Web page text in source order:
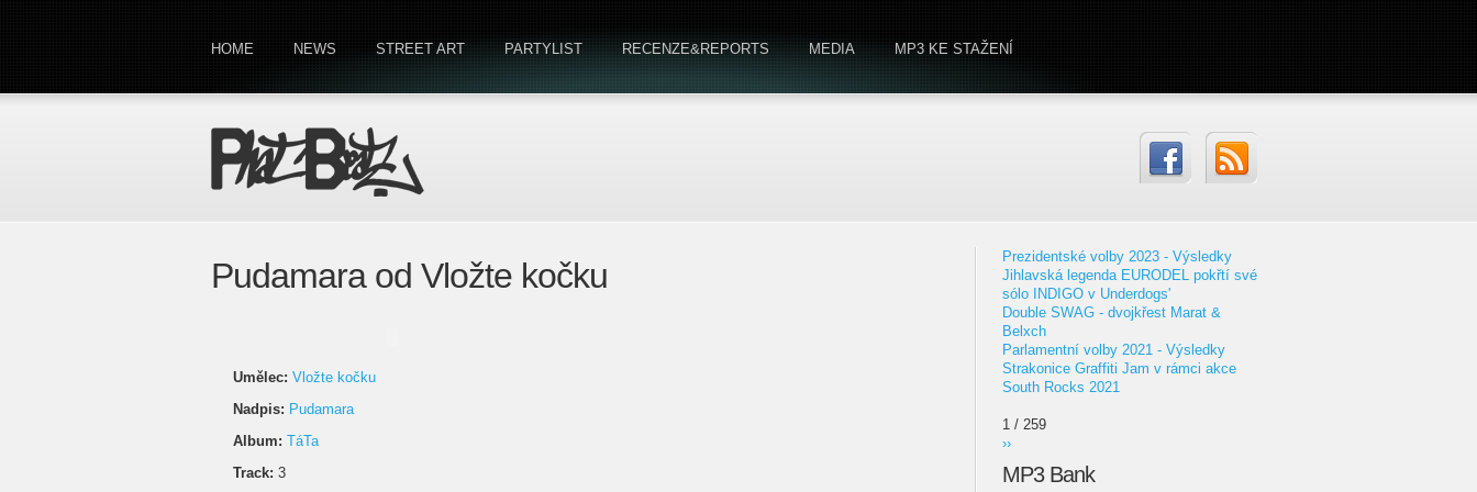
HOME NEWS STREET ART PARTYLIST RECENZE&REPORTS MEDIA MP3 KE STAŽENÍ
Pudamara od Vložte kočku
Umělec: Vložte kočku
Nadpis: Pudamara
Album: TáTa
Track: 3
Prezidentské volby 2023 - Výsledky
Jihlavská legenda EURODEL pokřtí své
sólo INDIGO v Underdogs'
Double SWAG - dvojkřest Marat &
Belxch
Parlamentní volby 2021 - Výsledky
Strakonice Graffiti Jam v rámci akce
South Rocks 2021
1 / 259
››
MP3 Bank